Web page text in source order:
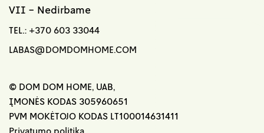
VII - Nedirbame
TEL.: +370 603 33044
LABAS@DOMDOMHOME.COM
© DOM DOM HOME, UAB,
ĮMONĖS KODAS 305960651
PVM MOKĖTOJO KODAS LT100014631411
Privatumo politika